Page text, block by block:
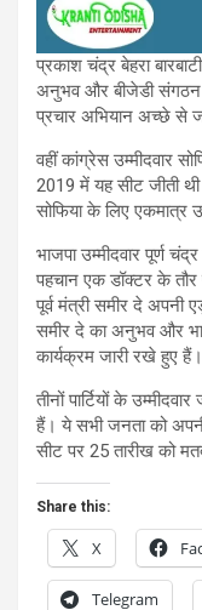
प्रकाश चंद्र बेहरा
अनुभव और बीजेडी संगठन
प्रचार अभियान अच्छे से
वहीं कांग्रेस उम्मीदवार
2019 में यह सीट जीती
सोफिया के लिए एकमात्र
भाजपा उम्मीदवार पूर्ण
पहचान एक डॉक्टर के
पूर्व मंत्री समीर दे अपनी
समीर दे का अनुभव और
कार्यक्रम जारी रखे हुए हैं।
तीनों पार्टियों के
हैं। ये सभी जनता को
सीट पर 25 तारीख को
Share this:
X
Telegram